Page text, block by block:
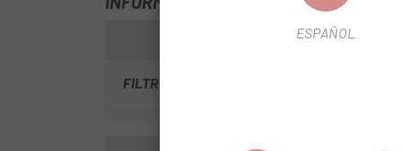
FILTRO STAGIONALE
ESPAÑOL